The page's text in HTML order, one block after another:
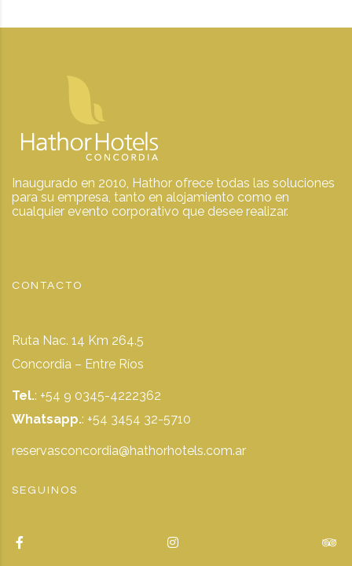
Inaugurado en 2010, Hathor ofrece todas las soluciones
para su empresa, tanto en alojamiento como en
cualquier evento corporativo que desee realizar.
CONTACTO
Ruta Nac. 14 Km 264.5
Concordia – Entre Ríos
Tel.: +54 9 0345-4222362
Whatsapp.: +54 3454 32-5710
reservasconcordia@hathorhotels.com.ar
SEGUINOS